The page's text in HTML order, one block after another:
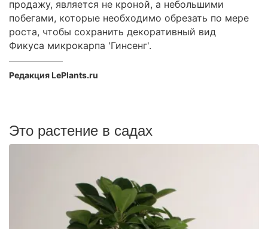
продажу, является не кроной, а небольшими
побегами, которые необходимо обрезать по мере
роста, чтобы сохранить декоративный вид
Фикуса микрокарпа 'Гинсенг'.
Редакция LePlants.ru
Это растение в садах